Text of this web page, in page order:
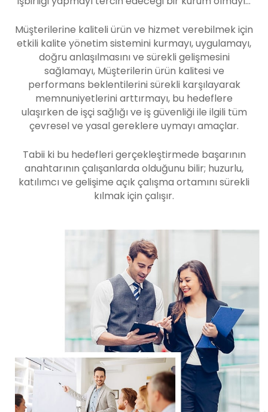
Müşterilerine kaliteli ürün ve hizmet verebilmek için
etkili kalite yönetim sistemini kurmayı, uygulamayı,
doğru anlaşılmasını ve sürekli gelişmesini
sağlamayı, Müşterilerin ürün kalitesi ve
performans beklentilerini sürekli karşılayarak
memnuniyetlerini arttırmayı, bu hedeflere
ulaşırken de işçi sağlığı ve iş güvenliği ile ilgili tüm
çevresel ve yasal gereklere uymayı amaçlar.
Tabii ki bu hedefleri gerçekleştirmede başarının
anahtarının çalışanlarda olduğunu bilir; huzurlu,
katılımcı ve gelişime açık çalışma ortamını sürekli
kılmak için çalışır.